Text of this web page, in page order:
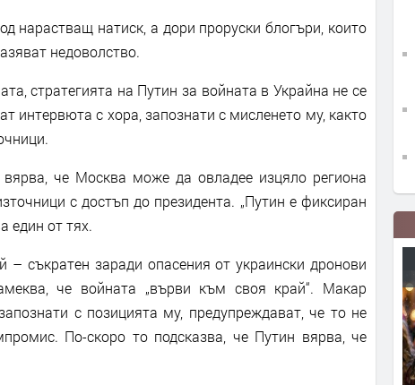
нарастващ натиск, а дори проруски блогъри, които
недоволство.
стратегията на Путин за войната в Украйна не се
интервюта с хора, запознати с мисленето му, както
че Москва може да овладее изцяло региона
с достъп до президента. „Путин е фиксиран
един от тях.
съкратен заради опасения от украински дронови
че войната „върви към своя край“. Макар
с позицията му, предупреждават, че то не
По-скоро то подсказва, че Путин вярва, че